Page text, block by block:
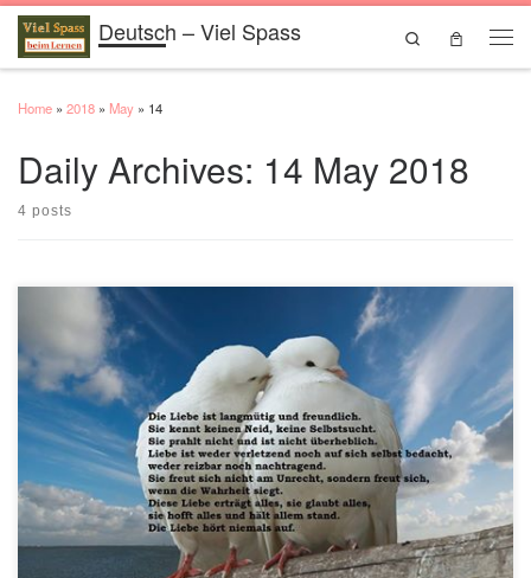
Skip to contentDeutsch – Viel Spass
Search
Home » 2018 » May » 14
Daily Archives: 14 May 2018
4 posts